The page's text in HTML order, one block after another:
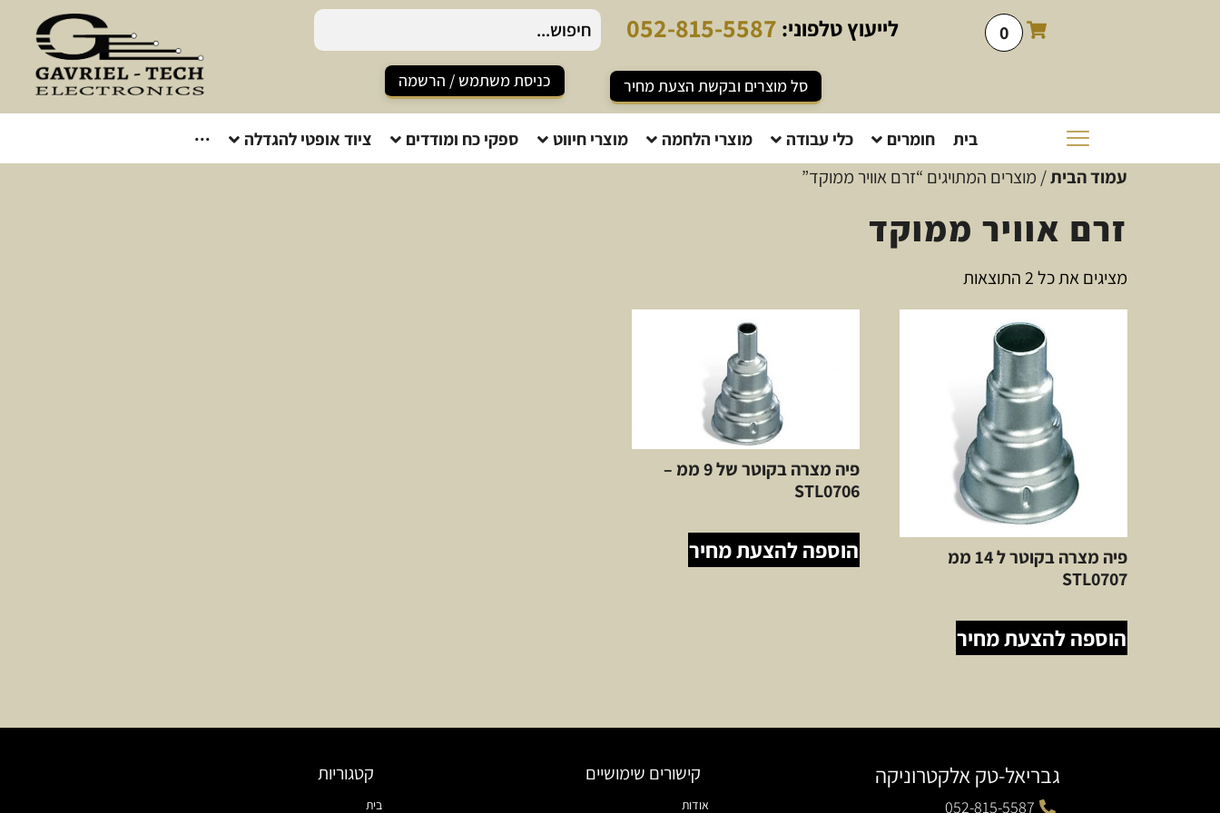
0 לייעוץטלפוני: 052-815-5587
סל מוצרים ובקשת הצעת מחיר כניסת משתמש / הרשמה
בית חומרים כלי עבודה מוצרי הלחמה מוצרי חיווט ספקי כח ומודדים ציוד אופטי להגדלה ···
עמוד הבית/ מוצרים המתויגים “זרם אוויר ממוקד”
זרם אוויר ממוקד
מציגים את כל ⁦2⁩ התוצאות
פיה מצרה בקוטר ל 14 ממ
STL0707
הוספה להצעת מחיר
פיה מצרה בקוטר של 9 ממ –
STL0706
הוספה להצעת מחיר
גבריאל-טק אלקטרוניקה
052-815-5587
קישורים שימושיים
אודות
קטגוריות
בית